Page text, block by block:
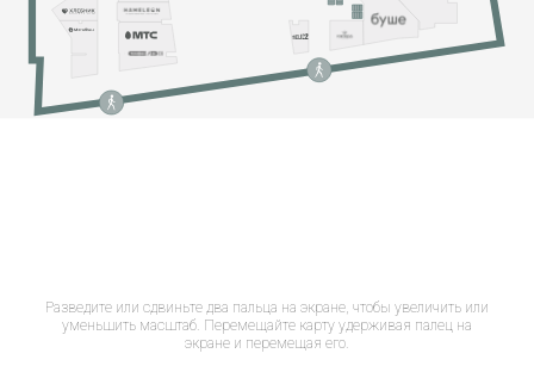
Разведите или сдвиньте два пальца на экране, чтобы увеличить или
уменьшить масштаб. Перемещайте карту удерживая палец на
экране и перемещая его.